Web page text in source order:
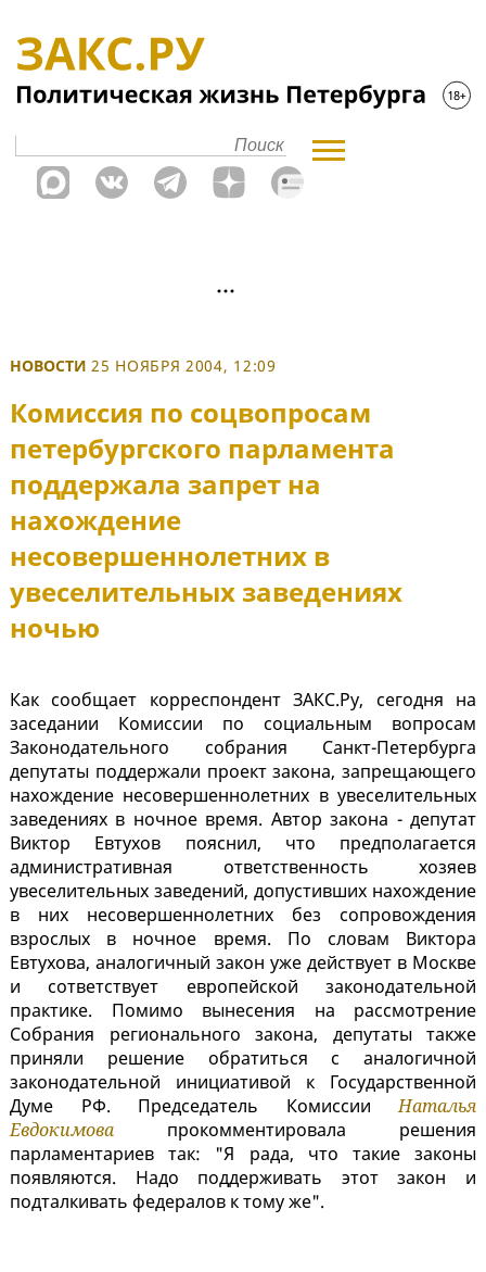
НОВОСТИ 25 НОЯБРЯ 2004, 12:09
Комиссия по соцвопросам
петербургского парламента
поддержала запрет на
нахождение
несовершеннолетних в
увеселительных заведениях
ночью
Как сообщает корреспондент ЗАКС.Ру, сегодня на
заседании Комиссии по социальным вопросам
Законодательного собрания Санкт-Петербурга
депутаты поддержали проект закона, запрещающего
нахождение несовершеннолетних в увеселительных
заведениях в ночное время. Автор закона - депутат
Виктор Евтухов пояснил, что предполагается
административная ответственность хозяев
увеселительных заведений, допустивших нахождение
в них несовершеннолетних без сопровождения
взрослых в ночное время. По словам Виктора
Евтухова, аналогичный закон уже действует в Москве
и сответствует европейской законодательной
практике. Помимо вынесения на рассмотрение
Собрания регионального закона, депутаты также
приняли решение обратиться с аналогичной
законодательной инициативой к Государственной
Думе РФ. Председатель КомиссииНаталья
Евдокимова прокомментировала решения
парламентариев так: "Я рада, что такие законы
появляются. Надо поддерживать этот закон и
подталкивать федералов к тому же".